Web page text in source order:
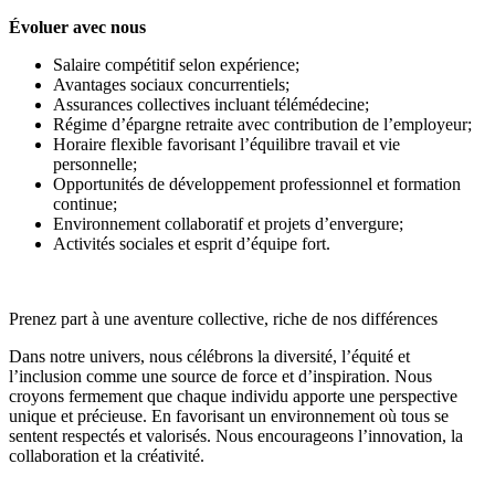
Évoluer avec nous
Salaire compétitif selon expérience;
Avantages sociaux concurrentiels;
Assurances collectives incluant télémédecine;
Régime d’épargne retraite avec contribution de l’employeur;
Horaire flexible favorisant l’équilibre travail et vie
personnelle;
Opportunités de développement professionnel et formation
continue;
Environnement collaboratif et projets d’envergure;
Activités sociales et esprit d’équipe fort.
Prenez part à une aventure collective, riche de nos différences
Dans notre univers, nous célébrons la diversité, l’équité et
l’inclusion comme une source de force et d’inspiration. Nous
croyons fermement que chaque individu apporte une perspective
unique et précieuse. En favorisant un environnement où tous se
sentent respectés et valorisés. Nous encourageons l’innovation, la
collaboration et la créativité.